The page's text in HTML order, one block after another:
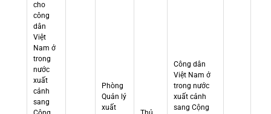
cho
công
dân
Việt
Nam ở
trong
nước
xuất
cảnh
sang
Phòng
Quản lý
xuất
Công dân
Việt Nam ở
trong nước
xuất cảnh
sang Cộng